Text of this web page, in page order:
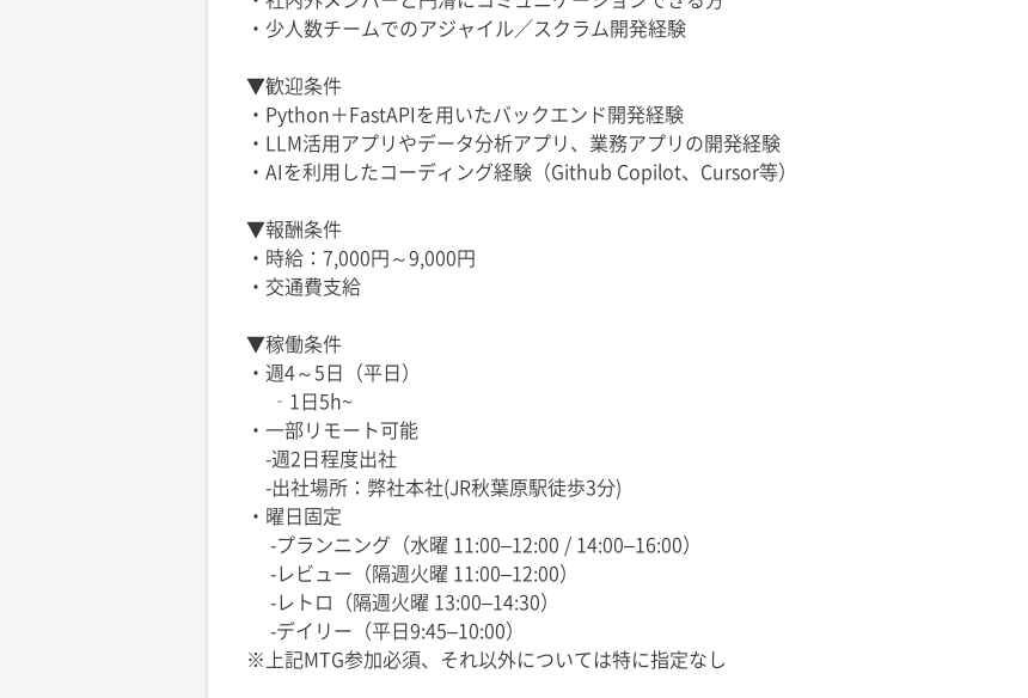
・少人数チームでのアジャイル／スクラム開発経験
▼歓迎条件
・Python＋FastAPIを用いたバックエンド開発経験
・LLM活用アプリやデータ分析アプリ、業務アプリの開発経験
・AIを利用したコーディング経験（Github Copilot、Cursor等）
▼報酬条件
・時給：7,000円～9,000円
・交通費支給
▼稼働条件
・週4～5日（平日）
‐1日5h~
・一部リモート可能
-週2日程度出社
-出社場所：弊社本社(JR秋葉原駅徒歩3分)
・曜日固定
-プランニング（水曜 11:00–12:00 / 14:00–16:00）
-レビュー（隔週火曜 11:00–12:00）
-レトロ（隔週火曜 13:00–14:30）
-デイリー（平日9:45–10:00）
※上記MTG参加必須、それ以外については特に指定なし